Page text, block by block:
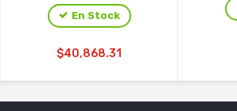
En Stock
$40,868.31